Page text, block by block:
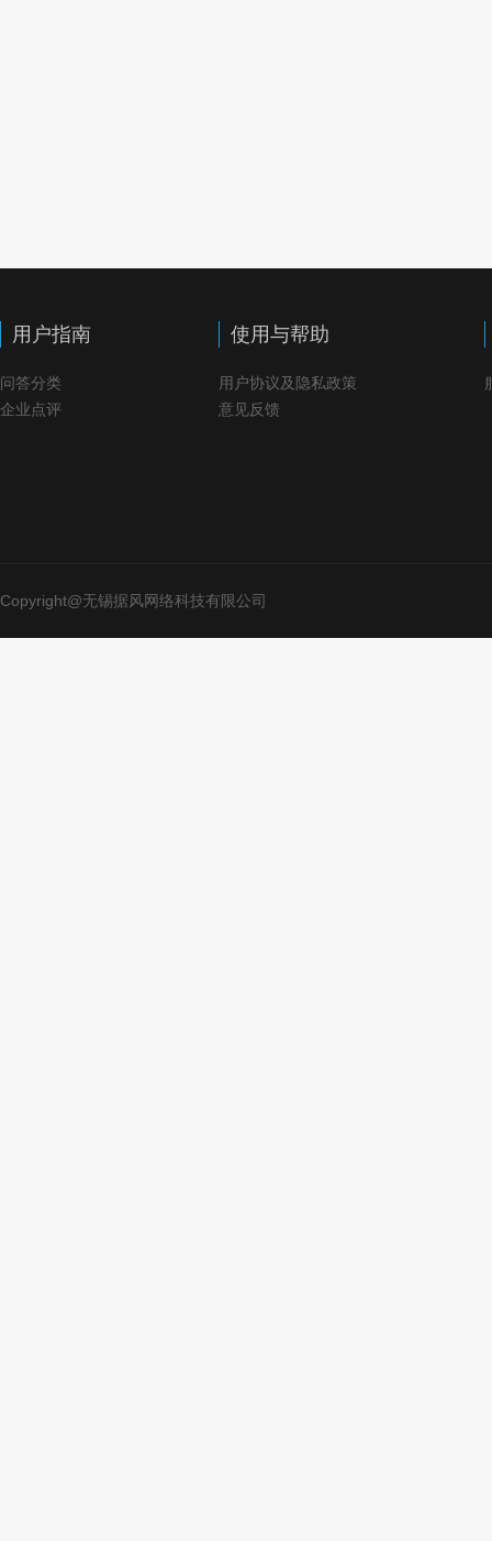
用户指南
问答分类
企业点评
使用与帮助
用户协议及隐私政策
意见反馈
Copyright@无锡据风网络科技有限公司